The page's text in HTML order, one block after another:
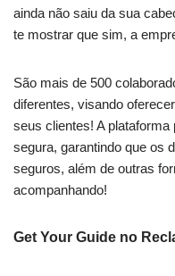
ainda não saiu da sua
te mostrar que sim, a
São mais de 500
diferentes, visando
seus clientes! A
segura, garantindo que os
seguros, além de outras
acompanhando!
Get Your Guide no